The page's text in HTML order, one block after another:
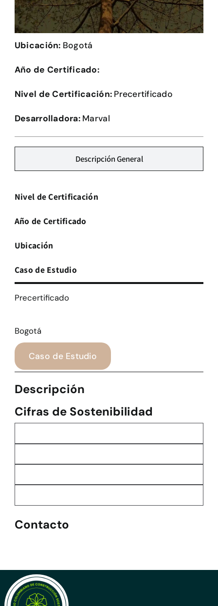
Herramientas
Ubicación: Bogotá
Año de Certificado:
Nivel de Certificación: Precertificado
Desarrolladora: Marval
Descripción General
Nivel de Certificación
Año de Certificado
Ubicación
Caso de Estudio
Precertificado
Bogotá
Caso de Estudio
Descripción
Cifras de Sostenibilidad
Contacto